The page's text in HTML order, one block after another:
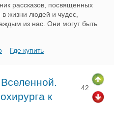
рассказов, посвященных
жизни людей и чудес,
из нас. Они могут быть
Где купить
к
42